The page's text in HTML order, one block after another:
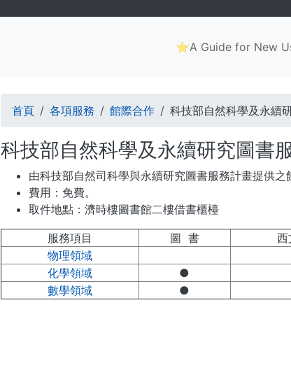
Main
navigation
⭐A Guide for New
導
航
連
結
首頁 各項服務 館際合作 科技部自然科學及永續
科技部自然科學及永續研究圖書
由科技部自然司科學與永續研究圖書服務計畫提供
費用：免費。
取件地點：濟時樓圖書館二樓借書櫃檯
服務項目 圖 書 西
物理領域
化學領域
●
數學領域
●